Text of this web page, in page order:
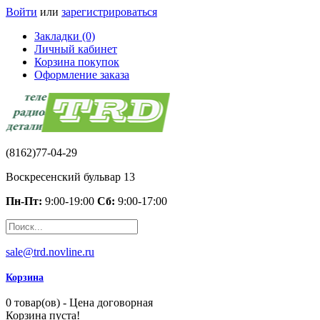
Войти или зарегистрироваться
Закладки (0)
Личный кабинет
Корзина покупок
Оформление заказа
(8162)77-04-29
Воскресенский бульвар 13
Пн-Пт: 9:00-19:00 Сб: 9:00-17:00
sale@trd.novline.ru
Корзина
0 товар(ов) - Цена договорная
Корзина пуста!